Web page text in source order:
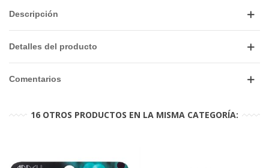
Descripción
Detalles del producto
Comentarios
16 OTROS PRODUCTOS EN LA MISMA CATEGORÍA: